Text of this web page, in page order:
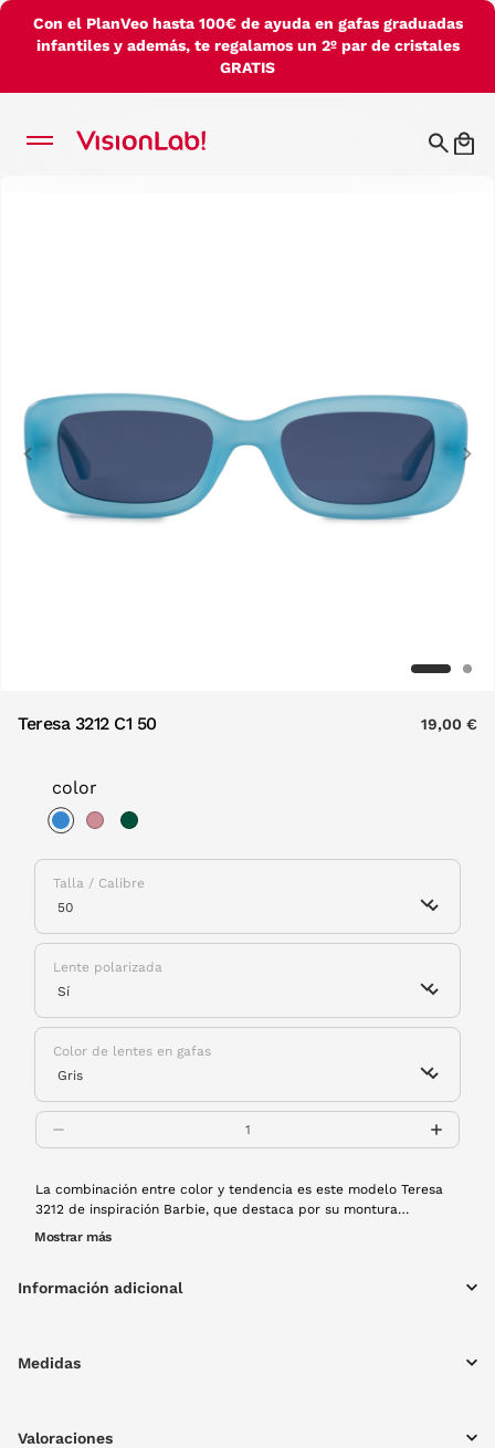
Con el PlanVeo hasta 100€ de ayuda en gafas graduadas
infantiles y además, te regalamos un 2º par de cristales
GRATIS
Previous
Teresa 3212 C1 50 19,00 €
color
Talla / Calibre
Lente polarizada
Color de lentes en gafas
La combinación entre color y tendencia es este modelo Teresa
3212 de inspiración Barbie, que destaca por su montura
rectangular toques retro, su brillante color azul y sus lentes
¡brillan en la oscuridad!
Mostrar más
Información adicional
Medidas
Valoraciones